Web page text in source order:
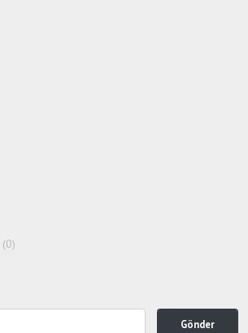
(0)
Gönder